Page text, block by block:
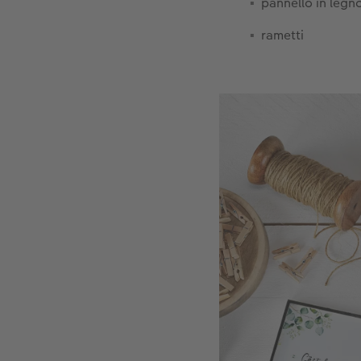
rametti